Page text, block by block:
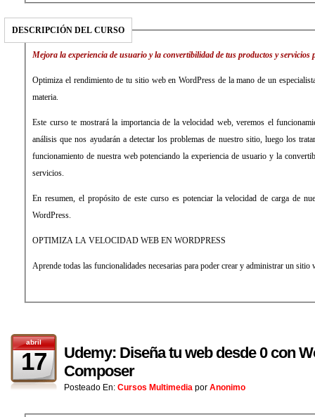
DESCRIPCIÓN DEL CURSO
Mejora la experiencia de usuario y la convertibilidad de tus productos y servicios
Optimiza el rendimiento de tu sitio web en WordPress de la mano de un
materia.
Este curso te mostrará la importancia de la velocidad web, veremos el
análisis que nos ayudarán a detectar los problemas de nuestro sitio, luego los
funcionamiento de nuestra web potenciando la experiencia de usuario y la
servicios.
En resumen, el propósito de este curso es potenciar la velocidad de carga de
WordPress.
OPTIMIZA LA VELOCIDAD WEB EN WORDPRESS
Aprende todas las funcionalidades necesarias para poder crear y administrar un sitio
abril
17
Udemy: Diseña tu web desde 0 con
Composer
Posteado En: Cursos Multimedia por Anonimo